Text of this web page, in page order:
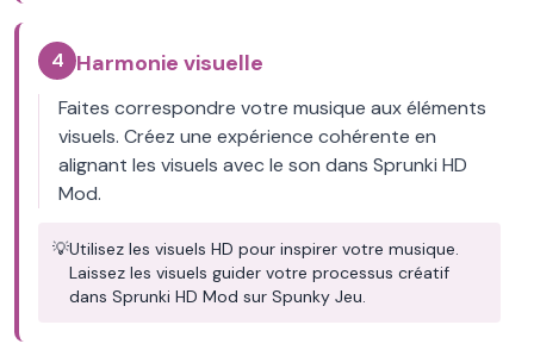
4 Harmonie visuelle
Faites correspondre votre musique aux éléments
visuels. Créez une expérience cohérente en
alignant les visuels avec le son dans Sprunki HD
Mod.
💡Utilisez les visuels HD pour inspirer votre musique.
Laissez les visuels guider votre processus créatif
dans Sprunki HD Mod sur Spunky Jeu.